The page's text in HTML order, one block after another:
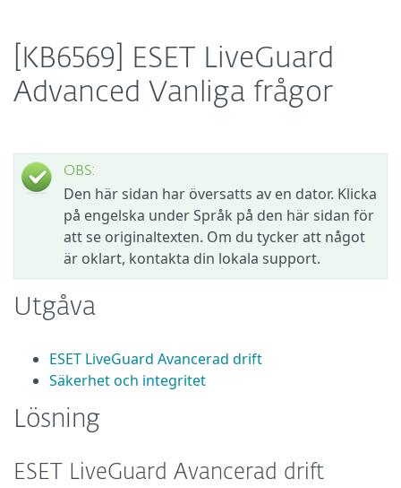
[KB6569] ESET LiveGuard
Advanced Vanliga frågor
OBS:
Den här sidan har översatts av en dator. Klicka
på engelska under Språk på den här sidan för
att se originaltexten. Om du tycker att något
är oklart, kontakta din lokala support.
Utgåva
ESET LiveGuard Avancerad drift
Säkerhet och integritet
Lösning
ESET LiveGuard Avancerad drift